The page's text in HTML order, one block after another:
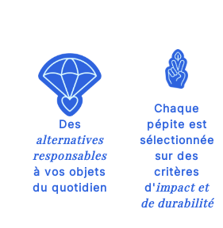
Des
alternatives
responsables
à vos objets
du quotidien
Chaque
pépite est
sélectionnée
sur des
critères
d'impact et
de durabilité